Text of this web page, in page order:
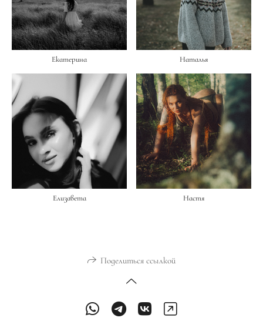
Екатерина Наталья
Елизавета Настя
Поделиться ссылкой